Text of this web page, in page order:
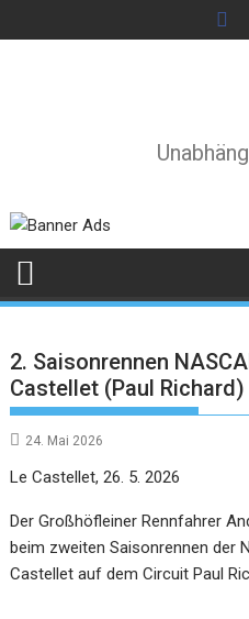
to
2. Saisonrennen
Castellet (Paul
24. Mai 2026
Le Castellet, 26. 5. 2026
Der Großhöfleiner Rennfahrer
beim zweiten Saisonrennen der
Castellet auf dem Circuit Paul